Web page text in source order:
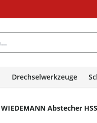
Drechselwerkzeuge
WIEDEMANN Abstecher